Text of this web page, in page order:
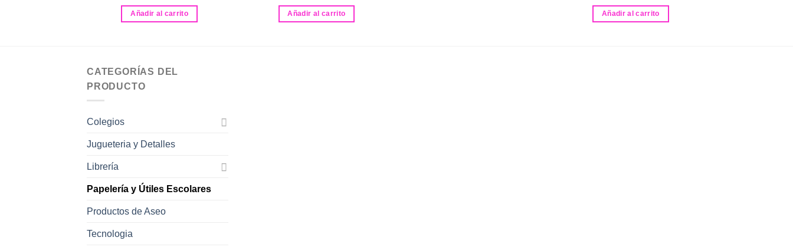
Añadir al carrito Añadir al carrito Añadir al carrito
CATEGORÍAS DEL
PRODUCTO
Colegios
Jugueteria y Detalles
Librería
Papelería y Útiles Escolares
Productos de Aseo
Tecnologia